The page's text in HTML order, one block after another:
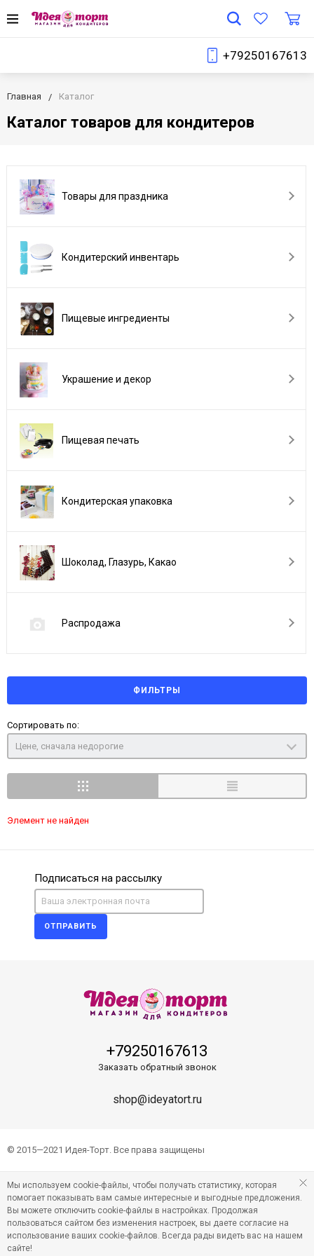
+79250167613
Главная Каталог
Каталог товаров для кондитеров
Товары для праздника
Кондитерский инвентарь
Пищевые ингредиенты
Украшение и декор
Пищевая печать
Кондитерская упаковка
Шоколад, Глазурь, Какао
Распродажа
ФИЛЬТРЫ
Сортировать по:
Цене, сначала недорогие
Элемент не найден
Подписаться на рассылку
ОТПРАВИТЬ
+79250167613
Заказать обратный звонок
shop@ideyatort.ru
© 2015—2021 Идея-Торт. Все права защищены
Мы используем cookie-файлы, чтобы получать статистику, которая
помогает показывать вам самые интересные и выгодные предложения.
Вы можете отключить cookie-файлы в настройках. Продолжая
пользоваться сайтом без изменения настроек, вы даете согласие на
использование ваших cookie-файлов. Всегда рады видеть вас на нашем
сайте!